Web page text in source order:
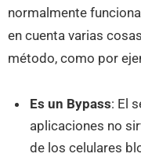
normalmente
en cuenta varias
método, como por
Es un Bypass: El
aplicaciones no
de los celulares